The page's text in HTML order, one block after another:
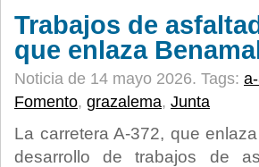
Trabajos de
que enlaza
Noticia de 14 mayo 2026. Tags:
Fomento, grazalema, Junta
La carretera A-372, que
desarrollo de trabajos de